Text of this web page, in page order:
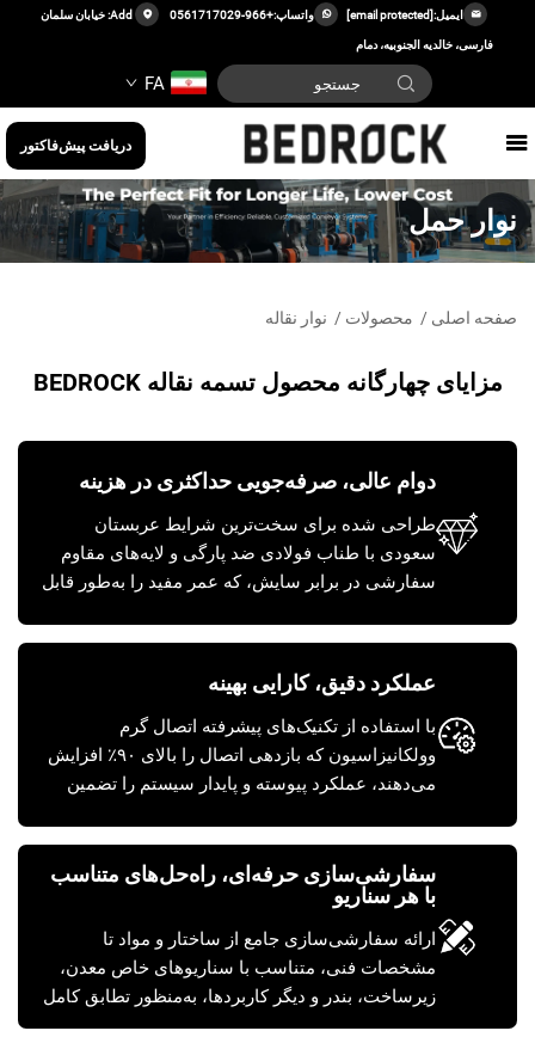
ایمیل:[email protected] واتساپ:+966-0561717029 Add: خیابان سلمان
فارسی، خالدیه الجنوبیه، دمام
FA
دریافت پیش‌فاکتور
نوار حمل
صفحه اصلی / محصولات / نوار نقاله
مزایای چهارگانه محصول تسمه نقاله BEDROCK
دوام عالی، صرفه‌جویی حداکثری در هزینه
طراحی شده برای سخت‌ترین شرایط عربستان
سعودی با طناب فولادی ضد پارگی و لایه‌های مقاوم
سفارشی در برابر سایش، که عمر مفید را به‌طور قابل
انتقال‌یافته را کاهش می‌دهد.
عملکرد دقیق، کارایی بهینه
با استفاده از تکنیک‌های پیشرفته اتصال گرم
وولکانیزاسیون که بازدهی اتصال را بالای ۹۰٪ افزایش
می‌دهند، عملکرد پیوسته و پایدار سیستم را تضمین
سفارشی‌سازی حرفه‌ای، راه‌حل‌های متناسب
با هر سناریو
ارائه سفارشی‌سازی جامع از ساختار و مواد تا
مشخصات فنی، متناسب با سناریوهای خاص معدن،
زیرساخت، بندر و دیگر کاربردها، به‌منظور تطابق کامل
با شرایط عملیاتی شما.